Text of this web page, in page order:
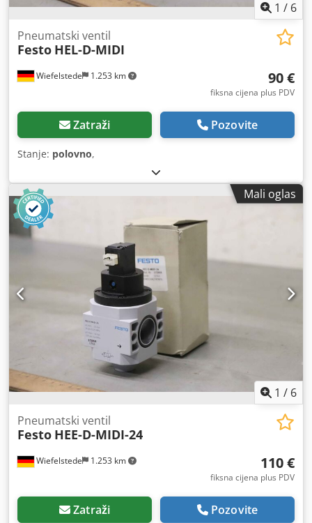
1 / 6
Wiefelstede 1.253 km
Pneumatski ventil
Festo HEL-D-MIDI
90 €
fiksna cijena plus PDV
Zatraži Pozovite
Stanje: polovno,
Mali oglas
1 / 6
Wiefelstede 1.253 km
Pneumatski ventil
Festo HEE-D-MIDI-24
110 €
fiksna cijena plus PDV
Zatraži Pozovite